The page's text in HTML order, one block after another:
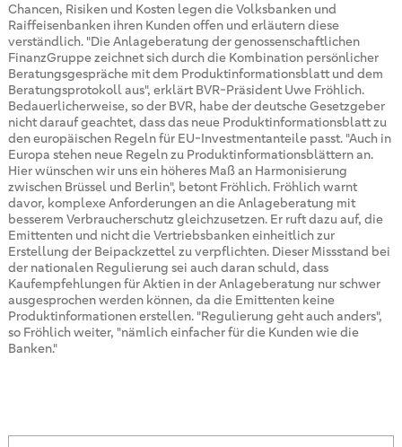
Chancen, Risiken und Kosten legen die Volksbanken und
Raiffeisenbanken ihren Kunden offen und erläutern diese
verständlich. "Die Anlageberatung der genossenschaftlichen
FinanzGruppe zeichnet sich durch die Kombination persönlicher
Beratungsgespräche mit dem Produktinformationsblatt und dem
Beratungsprotokoll aus", erklärt BVR-Präsident Uwe Fröhlich.
Bedauerlicherweise, so der BVR, habe der deutsche Gesetzgeber
nicht darauf geachtet, dass das neue Produktinformationsblatt zu
den europäischen Regeln für EU-Investmentanteile passt. "Auch in
Europa stehen neue Regeln zu Produktinformationsblättern an.
Hier wünschen wir uns ein höheres Maß an Harmonisierung
zwischen Brüssel und Berlin", betont Fröhlich. Fröhlich warnt
davor, komplexe Anforderungen an die Anlageberatung mit
besserem Verbraucherschutz gleichzusetzen. Er ruft dazu auf, die
Emittenten und nicht die Vertriebsbanken einheitlich zur
Erstellung der Beipackzettel zu verpflichten. Dieser Missstand bei
der nationalen Regulierung sei auch daran schuld, dass
Kaufempfehlungen für Aktien in der Anlageberatung nur schwer
ausgesprochen werden können, da die Emittenten keine
Produktinformationen erstellen. "Regulierung geht auch anders",
so Fröhlich weiter, "nämlich einfacher für die Kunden wie die
Banken."